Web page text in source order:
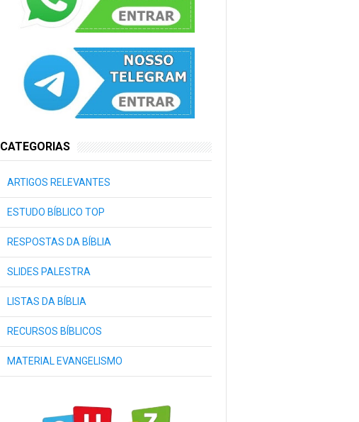
CATEGORIAS
ARTIGOS RELEVANTES
ESTUDO BÍBLICO TOP
RESPOSTAS DA BÍBLIA
SLIDES PALESTRA
LISTAS DA BÍBLIA
RECURSOS BÍBLICOS
MATERIAL EVANGELISMO